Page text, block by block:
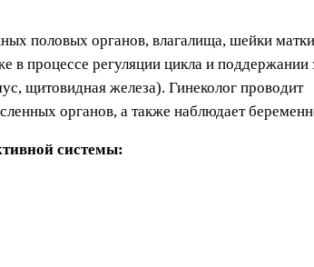
половых органов, влагалища, шейки
процессе регуляции цикла и поддержании
щитовидная железа). Гинеколог проводит
органов, а также наблюдает
системы: